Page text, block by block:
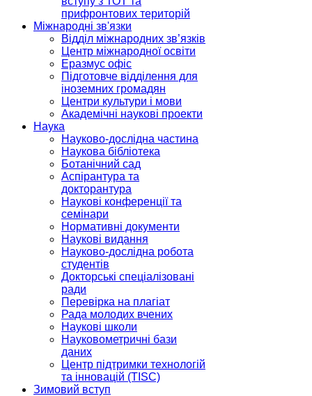
прифронтових територій
Міжнародні зв'язки
Відділ міжнародних зв’язків
Центр міжнародної освіти
Еразмус офіс
Підготовче відділення для
іноземних громадян
Центри культури і мови
Академічні наукові проекти
Наука
Науково-дослідна частина
Наукова бібліотека
Ботанічний сад
Аспірантура та
докторантура
Наукові конференції та
семінари
Нормативні документи
Наукові видання
Науково-дослідна робота
студентів
Докторські спеціалізовані
ради
Перевірка на плагіат
Рада молодих вчених
Наукові школи
Науковометричні бази
даних
Центр підтримки технологій
та інновацій (TISC)
Зимовий вступ